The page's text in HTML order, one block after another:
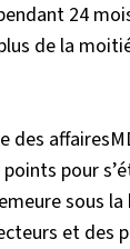
24
de la
des
pour
sous la
et des